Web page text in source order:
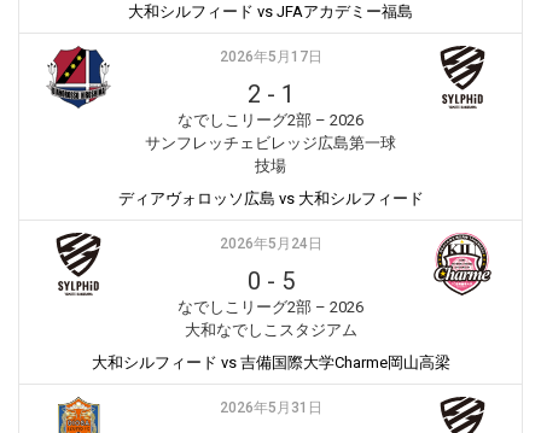
大和シルフィード vs JFAアカデミー福島
2026年5月17日
2 - 1
なでしこリーグ2部 – 2026
サンフレッチェビレッジ広島第一球
技場
ディアヴォロッソ広島 vs 大和シルフィード
2026年5月24日
0 - 5
なでしこリーグ2部 – 2026
大和なでしこスタジアム
大和シルフィード vs 吉備国際大学Charme岡山高梁
2026年5月31日